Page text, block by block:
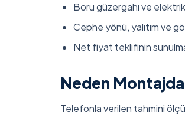
Boru güzergahı ve
Cephe yönü, yalıtım ve
Net fiyat teklifinin
Neden
Telefonla verilen tahmini